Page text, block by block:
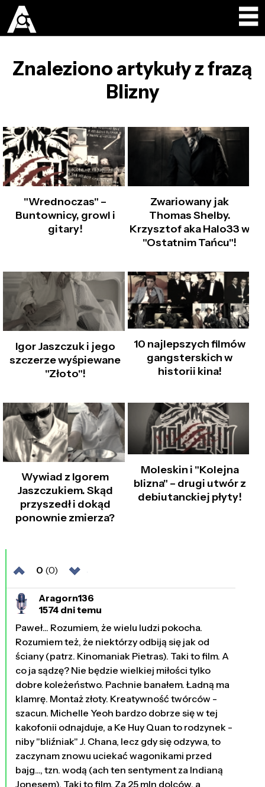
Znaleziono artykuły z frazą
Blizny
"Wrednoczas" –
Buntownicy, growl i
gitary!
Zwariowany jak
Thomas Shelby.
Krzysztof aka Halo33 w
"Ostatnim Tańcu"!
Igor Jaszczuk i jego
szczerze wyśpiewane
"Złoto"!
10 najlepszych filmów
gangsterskich w
historii kina!
Wywiad z Igorem
Jaszczukiem. Skąd
przyszedł i dokąd
ponownie zmierza?
Moleskin i "Kolejna
blizna" – drugi utwór z
debiutanckiej płyty!
0 (0)
Aragorn136
1574 dni temu
Paweł... Rozumiem, że wielu ludzi pokocha.
Rozumiem też, że niektórzy odbiją się jak od
ściany (patrz. Kinomaniak Pietras). Taki to film. A
co ja sądzę? Nie będzie wielkiej miłości tylko
dobre koleżeństwo. Pachnie banałem. Ładną ma
klamrę. Montaż złoty. Kreatywność twórców -
szacun. Michelle Yeoh bardzo dobrze się w tej
kakofonii odnajduje, a Ke Huy Quan to rodzynek -
niby "bliźniak" J. Chana, lecz gdy się odzywa, to
zaczynam znowu uciekać wagonikami przed
bajg..., tzn. wodą (ach ten sentyment za Indianą
Jonesem). Taki to film. Za 25 mln dolców, a